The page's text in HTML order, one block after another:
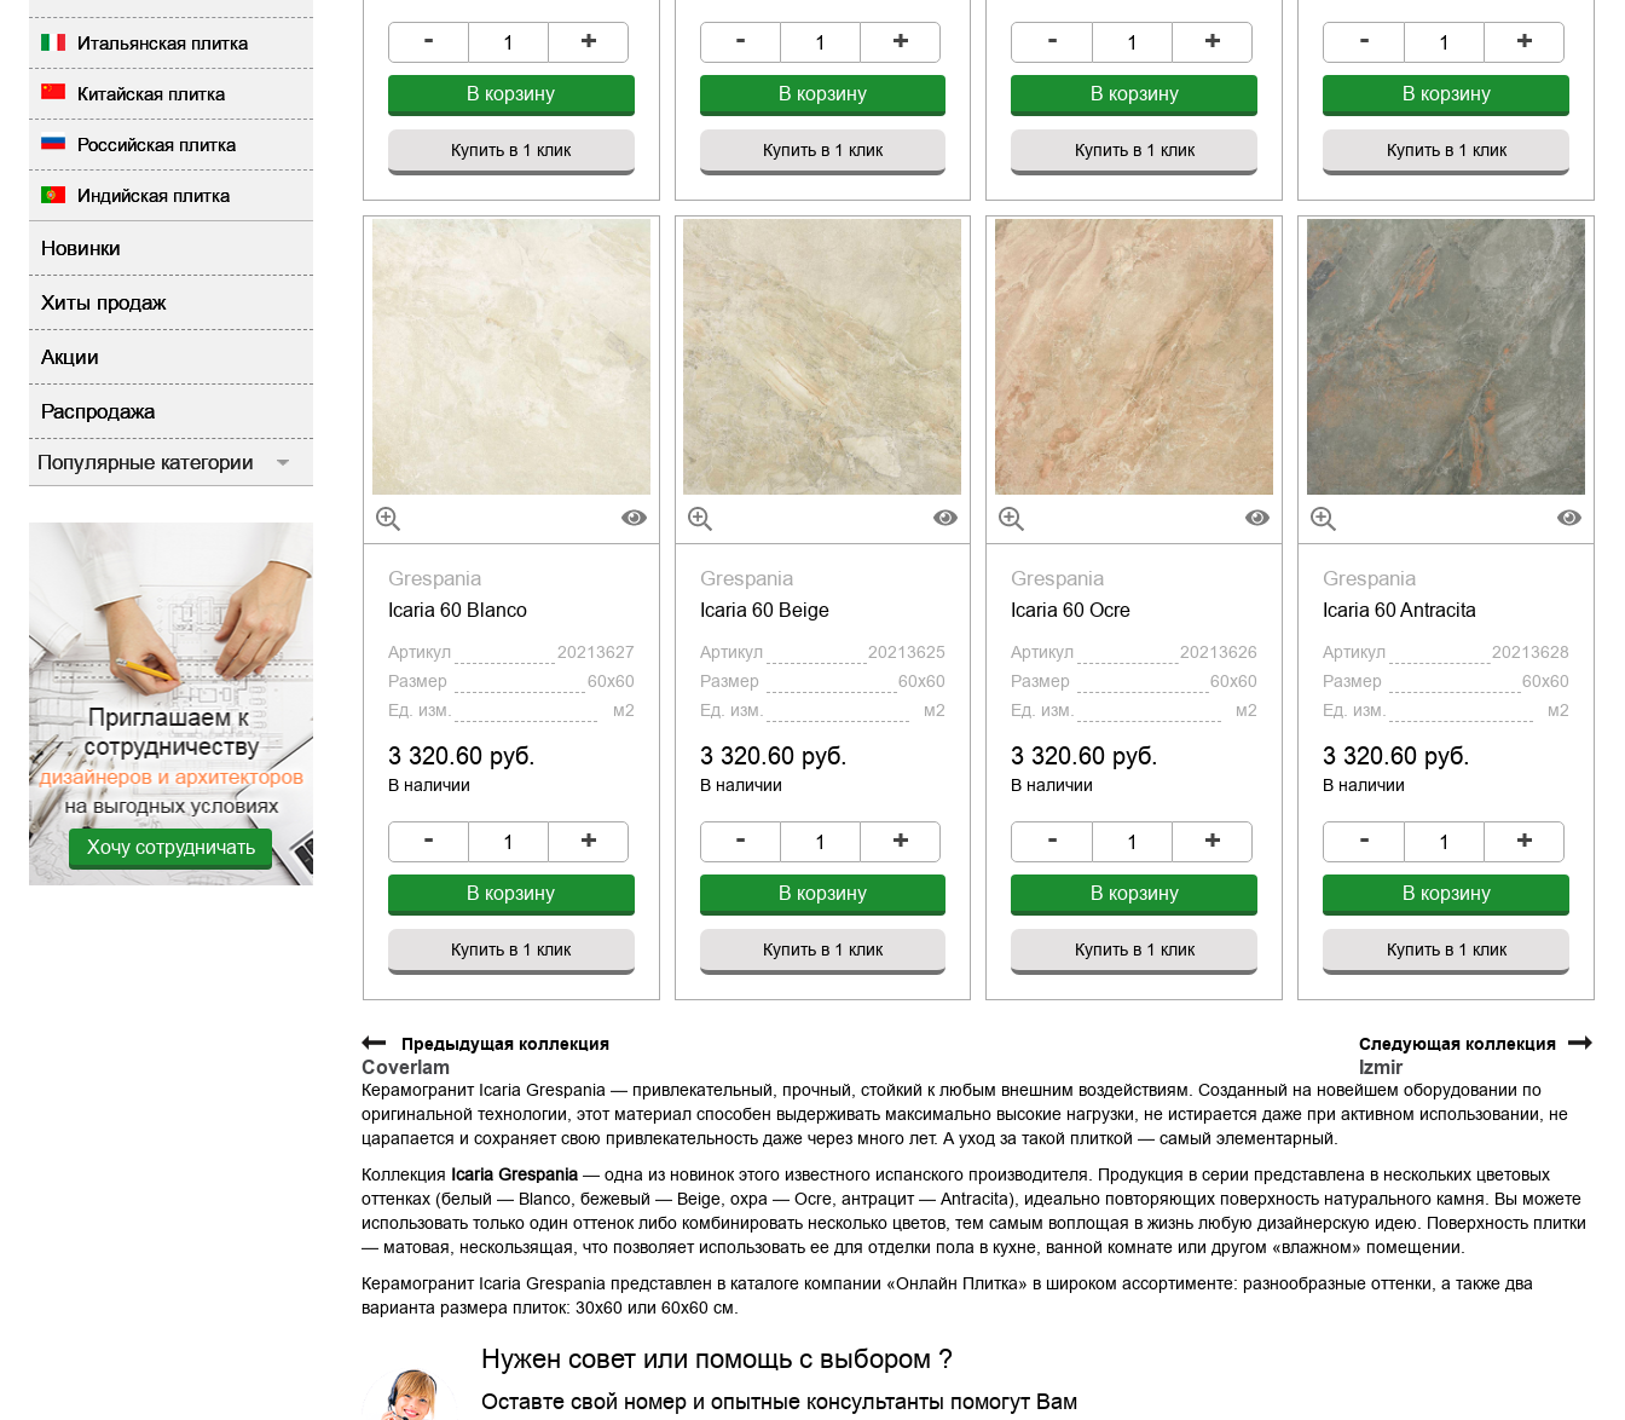
Итальянская плитка
Китайская плитка
Российская плитка
Индийская плитка
Новинки
Хиты продаж
Акции
Распродажа
Популярные категории
Хочу сотрудничать
- +
В корзину
Купить в 1 клик
- +
В корзину
Купить в 1 клик
- +
В корзину
Купить в 1 клик
- +
В корзину
Купить в 1 клик
Grespania
Icaria 60 Blanco
Артикул
20213627
Размер
60x60
Ед. изм.
м2
3 320.60 руб.
В наличии
- +
В корзину
Купить в 1 клик
Grespania
Icaria 60 Beige
Артикул
20213625
Размер
60x60
Ед. изм.
м2
3 320.60 руб.
В наличии
- +
В корзину
Купить в 1 клик
Grespania
Icaria 60 Ocre
Артикул
20213626
Размер
60x60
Ед. изм.
м2
3 320.60 руб.
В наличии
- +
В корзину
Купить в 1 клик
Grespania
Icaria 60 Antracita
Артикул
20213628
Размер
60x60
Ед. изм.
м2
3 320.60 руб.
В наличии
- +
В корзину
Купить в 1 клик
Предыдущая коллекция
Coverlam
Следующая коллекция
Izmir
Керамогранит Icaria Grespania — привлекательный, прочный, стойкий к любым внешним воздействиям. Созданный на новейшем оборудовании по
оригинальной технологии, этот материал способен выдерживать максимально высокие нагрузки, не истирается даже при активном использовании, не
царапается и сохраняет свою привлекательность даже через много лет. А уход за такой плиткой — самый элементарный.
Коллекция Icaria Grespania— одна из новинок этого известного испанского производителя. Продукция в серии представлена в нескольких цветовых
оттенках (белый — Blanco, бежевый — Beige, охра — Ocre, антрацит — Antracita), идеально повторяющих поверхность натурального камня. Вы можете
использовать только один оттенок либо комбинировать несколько цветов, тем самым воплощая в жизнь любую дизайнерскую идею. Поверхность плитки
— матовая, нескользящая, что позволяет использовать ее для отделки пола в кухне, ванной комнате или другом «влажном» помещении.
Керамогранит Icaria Grespania представлен в каталоге компании «Онлайн Плитка» в широком ассортименте: разнообразные оттенки, а также два
варианта размера плиток: 30х60 или 60х60 см.
Нужен совет или помощь с выбором ?
Оставте свой номер и опытные консультанты помогут Вам